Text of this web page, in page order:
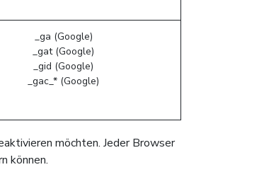
_ga (Google)
_gat (Google)
_gid (Google)
_gac_* (Google)
möchten. Jeder Browser
können.